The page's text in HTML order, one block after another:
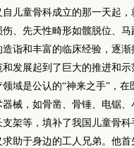
儿童骨科成立的那一天起
、先天性畸形如髋脱位、马
诣和丰富的临床经验，逐
发展起到了巨大的推进和示
是公认的“神来之手”，在
械，如骨凿、骨锤、电锯
架等，填补了我国儿童骨科
于身边的工人兄弟。他首